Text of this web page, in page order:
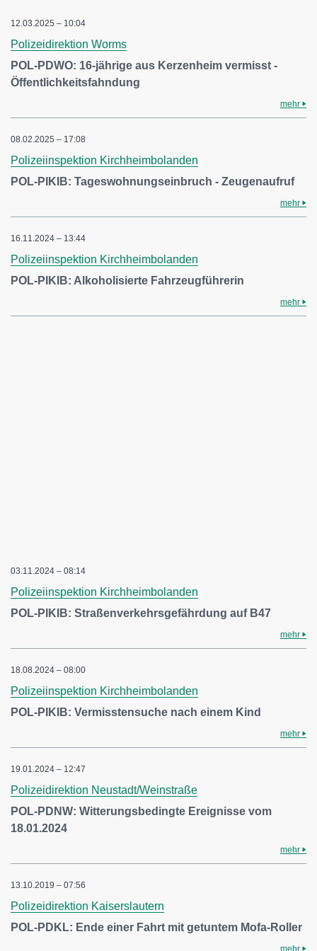
12.03.2025 – 10:04
Polizeidirektion Worms
POL-PDWO: 16-jährige aus Kerzenheim vermisst -
Öffentlichkeitsfahndung
mehr
08.02.2025 – 17:08
Polizeiinspektion Kirchheimbolanden
POL-PIKIB: Tageswohnungseinbruch - Zeugenaufruf
mehr
16.11.2024 – 13:44
Polizeiinspektion Kirchheimbolanden
POL-PIKIB: Alkoholisierte Fahrzeugführerin
mehr
03.11.2024 – 08:14
Polizeiinspektion Kirchheimbolanden
POL-PIKIB: Straßenverkehrsgefährdung auf B47
mehr
18.08.2024 – 08:00
Polizeiinspektion Kirchheimbolanden
POL-PIKIB: Vermisstensuche nach einem Kind
mehr
19.01.2024 – 12:47
Polizeidirektion Neustadt/Weinstraße
POL-PDNW: Witterungsbedingte Ereignisse vom
18.01.2024
mehr
13.10.2019 – 07:56
Polizeidirektion Kaiserslautern
POL-PDKL: Ende einer Fahrt mit getuntem Mofa-Roller
mehr